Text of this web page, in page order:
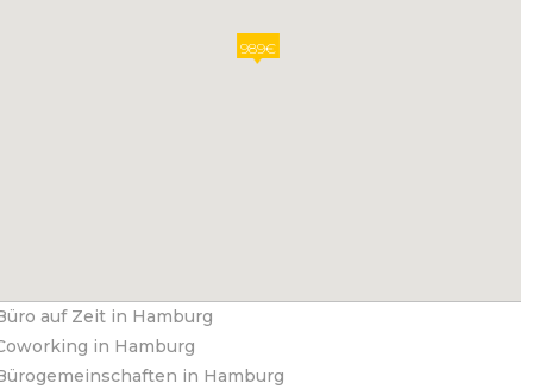
989€
auf Zeit in Hamburg
in Hamburg
in Hamburg